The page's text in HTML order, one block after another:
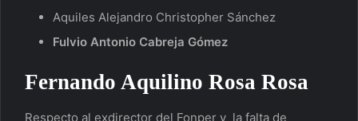
Aquiles Alejandro Christopher Sánchez
Fulvio Antonio Cabreja Gómez
Fernando Aquilino Rosa Rosa
Respecto al exdirector del Fonper y la falta de